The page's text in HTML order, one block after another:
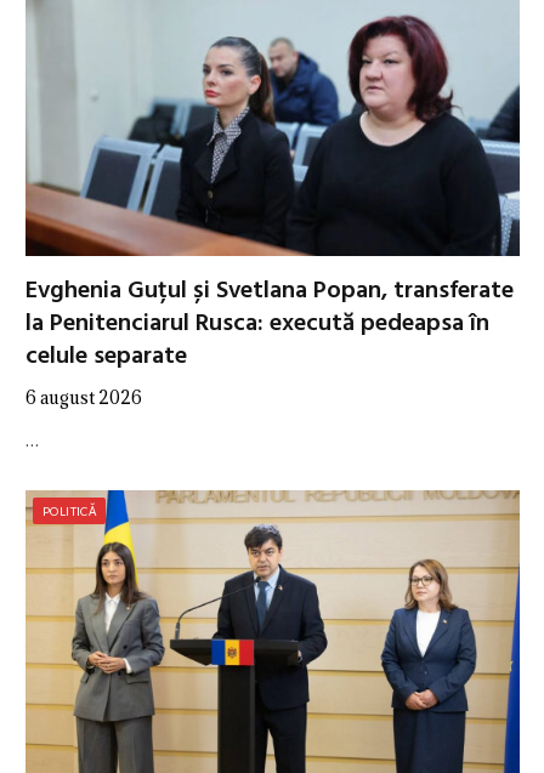
Evghenia Guțul și Svetlana Popan, transferate
la Penitenciarul Rusca: execută pedeapsa în
celule separate
6 august 2026
…
POLITICĂ